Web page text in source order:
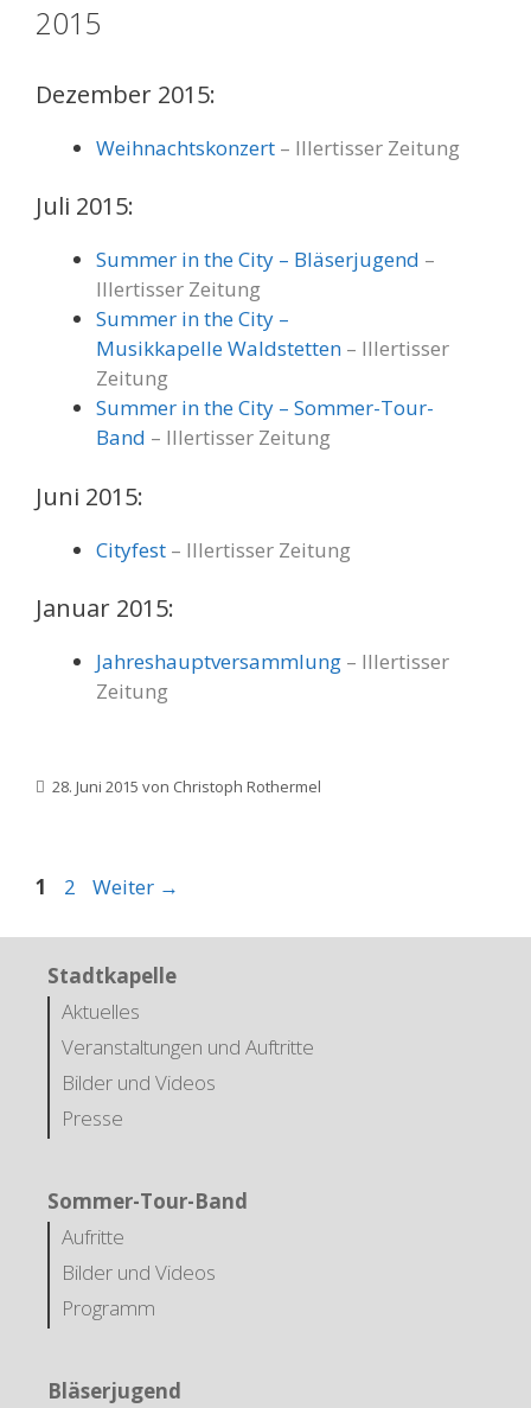
2015
Dezember 2015:
Weihnachtskonzert – Illertisser Zeitung
Juli 2015:
Summer in the City – Bläserjugend –
Illertisser Zeitung
Summer in the City –
Musikkapelle Waldstetten – Illertisser
Zeitung
Summer in the City – Sommer-Tour-
Band – Illertisser Zeitung
Juni 2015:
Cityfest – Illertisser Zeitung
Januar 2015:
Jahreshauptversammlung – Illertisser
Zeitung
28. Juni 2015 von Christoph Rothermel
Seite
1 Seite
2 Weiter →
Stadtkapelle
Aktuelles
Veranstaltungen und Auftritte
Bilder und Videos
Presse
Sommer-Tour-Band
Aufritte
Bilder und Videos
Programm
Bläserjugend